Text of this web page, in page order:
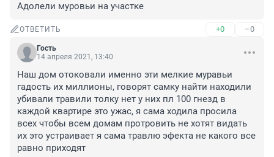
Адолели муровьи на участке
ОТВЕТИТЬ +0 –0
Гость
14 апреля 2021, 13:40
Наш дом отоковали именно эти мелкие муравьи
гадость их миллионы, говорят самку найти находили
убивали травили толку нет у них пл 100 гнезд в
каждой квартире это ужас, я сама ходила просила
всех чтобы всем домам протровить не хотят видать
их это устраивает я сама травлю эфекта не какого все
равно приходят